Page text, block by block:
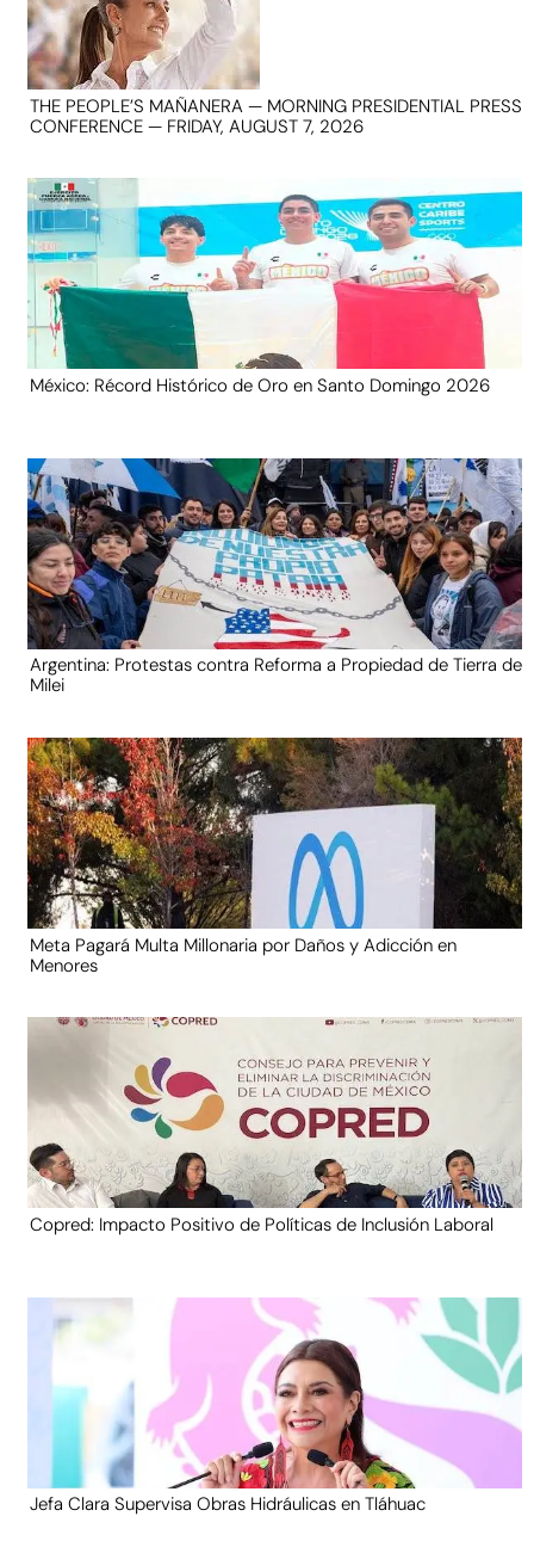
THE PEOPLE’S MAÑANERA — MORNING PRESIDENTIAL PRESS
CONFERENCE — FRIDAY, AUGUST 7, 2026
México: Récord Histórico de Oro en Santo Domingo 2026
Argentina: Protestas contra Reforma a Propiedad de Tierra de
Milei
Meta Pagará Multa Millonaria por Daños y Adicción en
Menores
Copred: Impacto Positivo de Políticas de Inclusión Laboral
Jefa Clara Supervisa Obras Hidráulicas en Tláhuac